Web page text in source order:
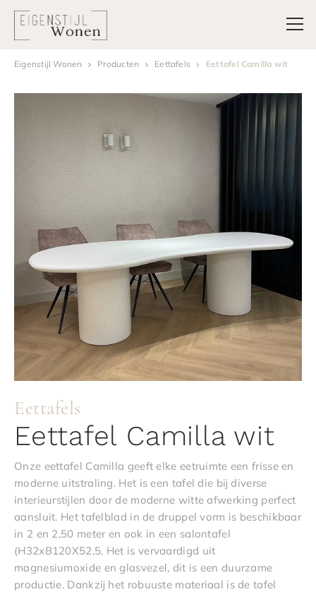
Eigenstijl Wonen Producten Eettafels Eettafel Camilla wit
Eettafels
Eettafel Camilla wit
Onze eettafel Camilla geeft elke eetruimte een frisse en
moderne uitstraling. Het is een tafel die bij diverse
interieurstijlen door de moderne witte afwerking perfect
aansluit. Het tafelblad in de druppel vorm is beschikbaar
in 2 en 2,50 meter en ook in een salontafel
(H32xB120X52,5. Het is vervaardigd uit
magnesiumoxide en glasvezel, dit is een duurzame
productie. Dankzij het robuuste materiaal is de tafel